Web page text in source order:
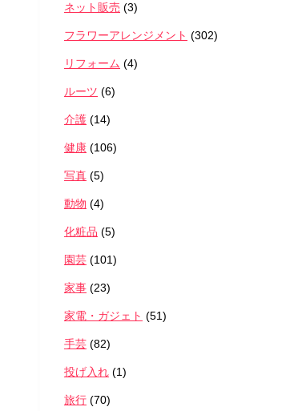
ネット販売 (3)
フラワーアレンジメント (302)
リフォーム (4)
ルーツ (6)
介護 (14)
健康 (106)
写真 (5)
動物 (4)
化粧品 (5)
園芸 (101)
家事 (23)
家電・ガジェト (51)
手芸 (82)
投げ入れ (1)
旅行 (70)